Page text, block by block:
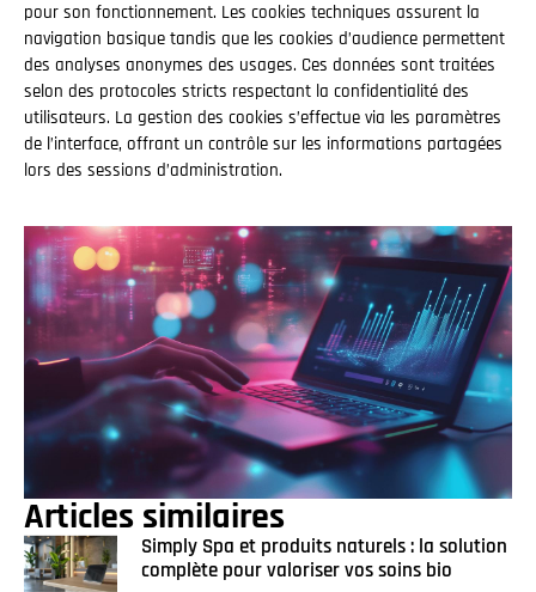
pour son fonctionnement. Les cookies techniques assurent la
navigation basique tandis que les cookies d’audience permettent
des analyses anonymes des usages. Ces données sont traitées
selon des protocoles stricts respectant la confidentialité des
utilisateurs. La gestion des cookies s’effectue via les paramètres
de l’interface, offrant un contrôle sur les informations partagées
lors des sessions d’administration.
Articles similaires
Simply Spa et produits naturels : la solution
complète pour valoriser vos soins bio